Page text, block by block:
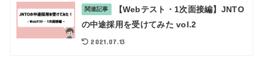
関連記事
【Webテスト・1次面接編】JNTO
の中途採用を受けてみた vol.2
2021.07.13